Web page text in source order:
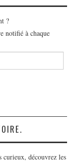
?
notifié à chaque
découvrez les